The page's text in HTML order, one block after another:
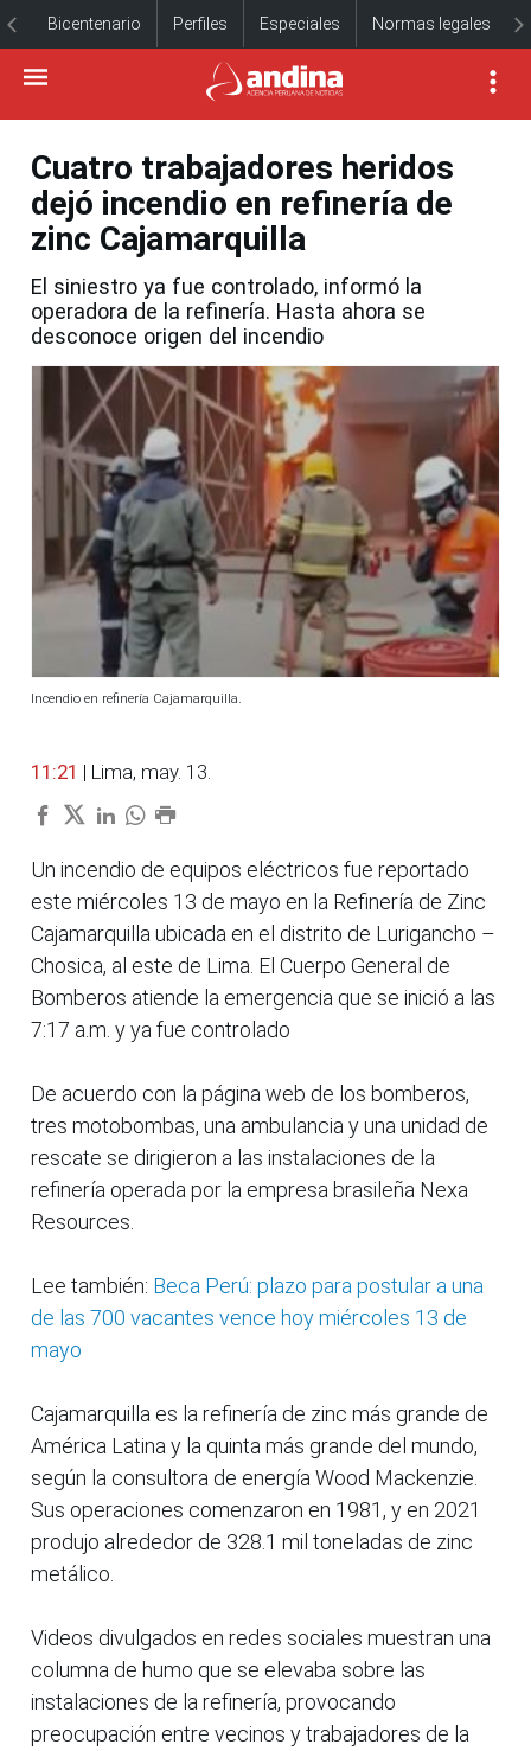
Bicentenario Perfiles Especiales Normas legales
Cuatro trabajadores heridos
dejó incendio en refinería de
zinc Cajamarquilla
El siniestro ya fue controlado, informó la
operadora de la refinería. Hasta ahora se
desconoce origen del incendio
Incendio en refinería Cajamarquilla.
11:21 | Lima, may. 13.
Un incendio de equipos eléctricos fue reportado
este miércoles 13 de mayo en la Refinería de Zinc
Cajamarquilla ubicada en el distrito de Lurigancho –
Chosica, al este de Lima. El Cuerpo General de
Bomberos atiende la emergencia que se inició a las
7:17 a.m. y ya fue controlado
De acuerdo con la página web de los bomberos,
tres motobombas, una ambulancia y una unidad de
rescate se dirigieron a las instalaciones de la
refinería operada por la empresa brasileña Nexa
Resources.
Lee también: Beca Perú: plazo para postular a una
de las 700 vacantes vence hoy miércoles 13 de
mayo
Cajamarquilla es la refinería de zinc más grande de
América Latina y la quinta más grande del mundo,
según la consultora de energía Wood Mackenzie.
Sus operaciones comenzaron en 1981, y en 2021
produjo alrededor de 328.1 mil toneladas de zinc
metálico.
Videos divulgados en redes sociales muestran una
columna de humo que se elevaba sobre las
instalaciones de la refinería, provocando
preocupación entre vecinos y trabajadores de la